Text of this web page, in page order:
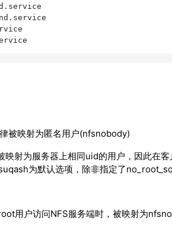
被映射为匿名用户(nfsnobody)
映射为服务器上相同uid的用户，因此在
为默认选项，除非指定了
用户访问NFS服务端时，被映射为